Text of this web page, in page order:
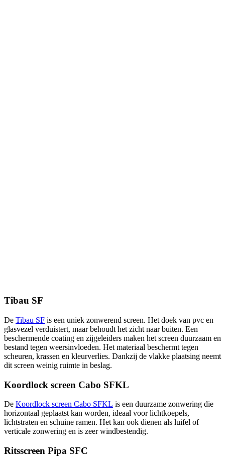
Tibau SF
De Tibau SF is een uniek zonwerend screen. Het doek van pvc en
glasvezel verduistert, maar behoudt het zicht naar buiten. Een
beschermende coating en zijgeleiders maken het screen duurzaam en
bestand tegen weersinvloeden. Het materiaal beschermt tegen
scheuren, krassen en kleurverlies. Dankzij de vlakke plaatsing neemt
dit screen weinig ruimte in beslag.
Koordlock screen Cabo SFKL
De Koordlock screen Cabo SFKL is een duurzame zonwering die
horizontaal geplaatst kan worden, ideaal voor lichtkoepels,
lichtstraten en schuine ramen. Het kan ook dienen als luifel of
verticale zonwering en is zeer windbestendig.
Ritsscreen Pipa SFC